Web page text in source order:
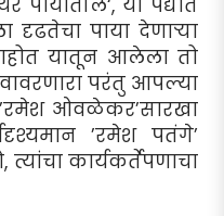
पायातील‘, या पद्यात
पाया देणार्‍या
यातून आलेला तो
परंतु आपल्या
’रमेश ओवळेकर’सारखा
’रमेश पतंगे’
त्यांचा कार्यकर्तेपणाचा